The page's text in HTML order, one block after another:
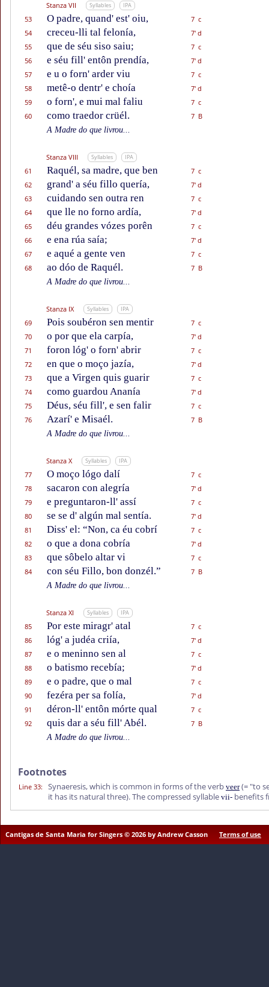
Stanza VII Syllables IPA
53 O padre, quand' est' oiu,
7 c
54
creceu-lli tal felonía,
7' d
55
que de séu siso saiu;
7 c
56
e séu fill' entôn prendía,
7' d
57
e u o forn' arder viu
7 c
58
metê-o dentr' e choía
7' d
59
o forn', e mui mal faliu
7 c
60
como traedor crüél.
7 B
A Madre do que livrou...
Stanza VIII Syllables IPA
61 Raquél, sa madre, que ben
7 c
62
grand' a séu fillo quería,
7' d
63
cuidando sen outra ren
7 c
64
que lle no forno ardía,
7' d
65
déu grandes vózes porên
7 c
66
e ena rúa saía;
7' d
67
e aqué a gente ven
7 c
68
ao dóo de Raquél.
7 B
A Madre do que livrou...
Stanza IX Syllables IPA
69 Pois soubéron sen mentir
7 c
70
o por que ela carpía,
7' d
71
foron lóg' o forn' abrir
7 c
72
en que o moço jazía,
7' d
73
que a Virgen quis guarir
7 c
74
como guardou Ananía
7' d
75
Déus, séu fill', e sen falir
7 c
76
Azarí' e Misaél.
7 B
A Madre do que livrou...
Stanza X Syllables IPA
77 O moço lógo dalí
7 c
78
sacaron con alegría
7' d
79
e preguntaron-ll' assí
7 c
80
se se d' algún mal sentía.
7' d
81
Diss' el: “Non, ca éu cobrí
7 c
82
o que a dona cobría
7' d
83
que sôbelo altar vi
7 c
84
con séu Fillo, bon donzél.”
7 B
A Madre do que livrou...
Stanza XI Syllables IPA
85 Por este miragr' atal
7 c
86
lóg' a judéa criía,
7' d
87
e o meninno sen al
7 c
88
o batismo recebía;
7' d
89
e o padre, que o mal
7 c
90
fezéra per sa folía,
7' d
91
déron-ll' entôn mórte qual
7 c
92
quis dar a séu fill' Abél.
7 B
A Madre do que livrou...
Footnotes
Line 33: Synaeresis, which is common in forms of the verb veer(= "to
it has its natural three). The compressed syllable vii- benefits
Cantigas de Santa Maria for Singers © 2026 by Andrew Casson Terms of use